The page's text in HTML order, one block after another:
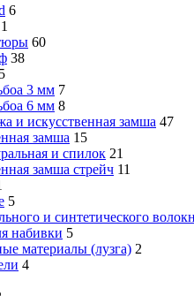
6
1
60
38
3 мм 7
6 мм 8
и искусственная замша 47
замша 15
и спилок 21
замша стрейч 11
5
и синтетического
набивки 5
материалы (лузга) 2
4